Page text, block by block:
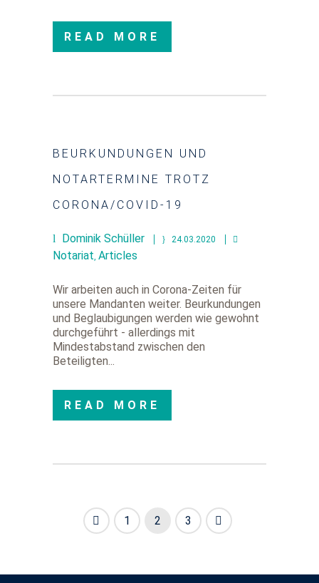
READ MORE
BEURKUNDUNGEN UND
NOTARTERMINE TROTZ
CORONA/COVID-19
Dominik Schüller 24.03.2020
Notariat, Articles
Wir arbeiten auch in Corona-Zeiten für
unsere Mandanten weiter. Beurkundungen
und Beglaubigungen werden wie gewohnt
durchgeführt - allerdings mit
Mindestabstand zwischen den
Beteiligten...
READ MORE
1 2 3